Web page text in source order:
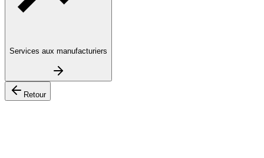
Services aux manufacturiers
Retour